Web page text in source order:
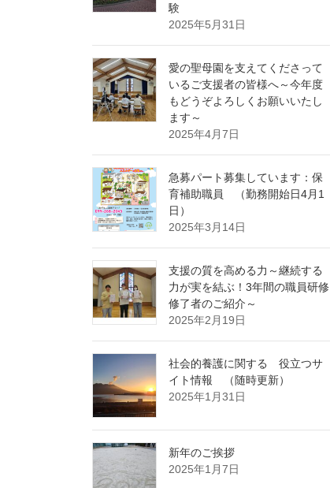
験
2025年5月31日
愛の聖母園を支えてくださって
いるご支援者の皆様へ～今年度
もどうぞよろしくお願いいたし
ます～
2025年4月7日
急募パート募集しています：保
育補助職員 （勤務開始日4月1
日）
2025年3月14日
支援の質を高める力～継続する
力が実を結ぶ！3年間の職員研修
修了者のご紹介～
2025年2月19日
社会的養護に関する 役立つサ
イト情報 （随時更新）
2025年1月31日
新年のご挨拶
2025年1月7日